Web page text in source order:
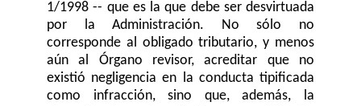
1/1998 -- que es la que debe ser desvirtuada
por la Administración. No sólo no
corresponde al obligado tributario, y menos
aún al Órgano revisor, acreditar que no
existió negligencia en la conducta tipificada
como infracción, sino que, además, la